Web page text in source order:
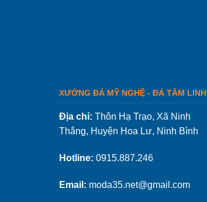
XƯỞNG ĐÁ MỸ NGHỆ - ĐÁ TÂM LINH
Địa chỉ: Thôn Hạ Trạo, Xã Ninh
Thắng, Huyện Hoa Lư, Ninh Bình
Hotline: 0915.887.246
Email: moda35.net@gmail.com